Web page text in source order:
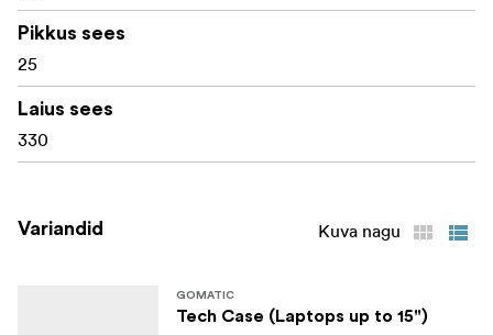
Pikkus sees
25
Laius sees
330
Variandid Kuva nagu
GOMATIC
Tech Case (Laptops up to 15")